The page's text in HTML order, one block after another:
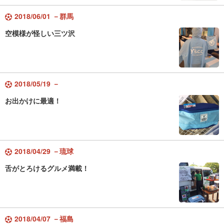
2018/06/01 －群馬
空模様が怪しい三ツ沢
2018/05/19 －
お出かけに最適！
2018/04/29 －琉球
舌がとろけるグルメ満載！
2018/04/07 －福島